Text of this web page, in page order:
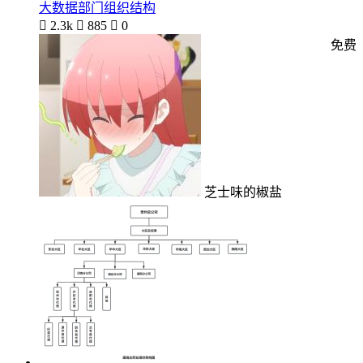
大数据部门组织结构
 2.3k  885  0
芝士味的椒盐
免费